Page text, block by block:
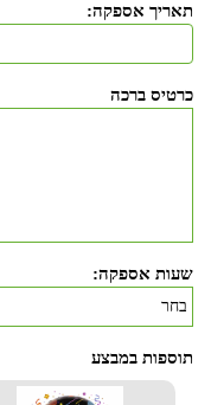
תאריך אספקה:
כרטיס ברכה
שעות אספקה:
תוספות במבצע